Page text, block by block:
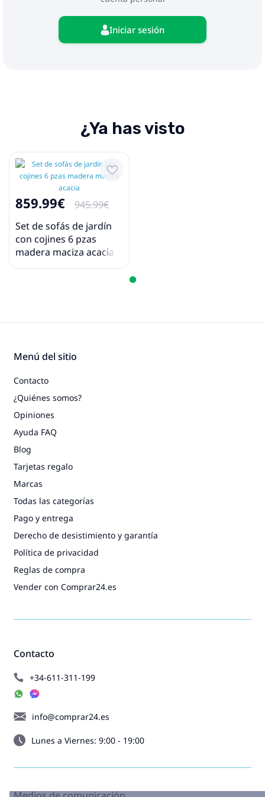
3 x Sofás de 2 plazas para jardín
1 x Sofá de esquina
1 x Sofá con reposabrazos
1 x Mesa
Iniciar sesión
¿Ya has visto
859.99€
945.99€
Set de sofás de jardín
con cojines 6 pzas
madera maciza acacia
Contacto
+34-611-311-199
info@comprar24.es
Lunes a Viernes: 9:00 - 19:00
Menú del sitio
Contacto
¿Quiénes somos?
Opiniones
Ayuda FAQ
Blog
Tarjetas regalo
Marcas
Todas las categorías
Pago y entrega
Derecho de desistimiento y garantía
Política de privacidad
Reglas de compra
Vender con Comprar24.es